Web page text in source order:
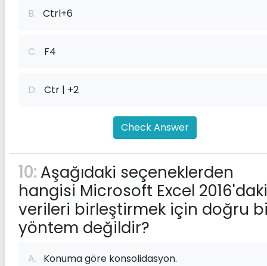
B. Ctrl+6
C. F4
D. Ctr | +2
Check Answer
10: Aşağıdaki seçeneklerden
hangisi Microsoft Excel 2016'daki
verileri birleştirmek için doğru
yöntem değildir?
A. Konuma göre konsolidasyon.